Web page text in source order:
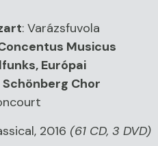
: Varázsfuvola
Musicus
Európai
Chor
2016 (61 CD, 3 DVD)